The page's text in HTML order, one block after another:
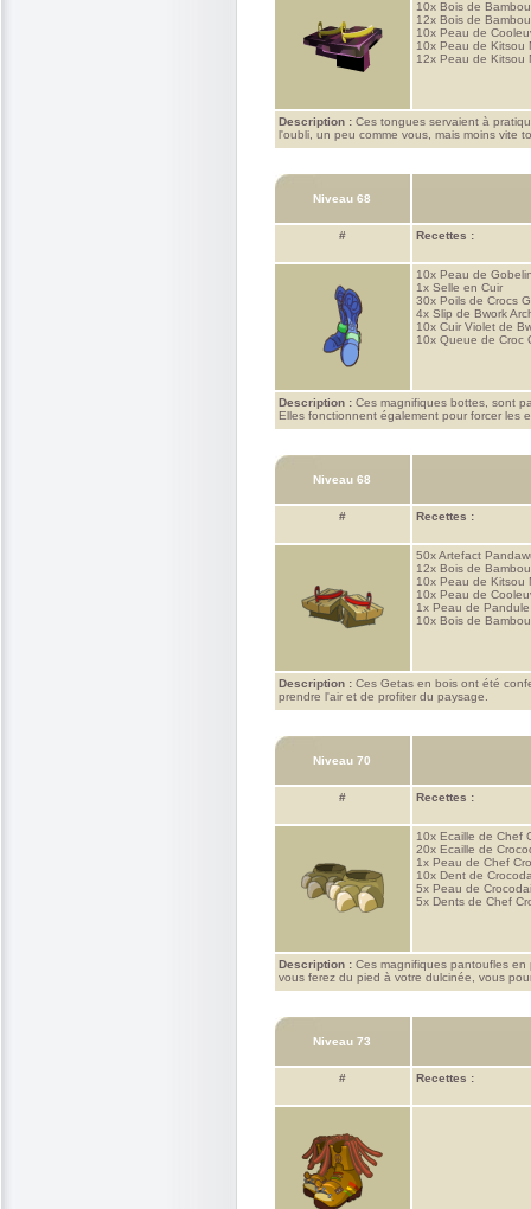
10x Bois de
12x Bois de Bambou
10x Peau de
10x Peau de Kitsou
12x Peau de Kitsou
Description : Ces tongues servaient à
l'oubli, un peu comme vous, mais moins vite
Niveau 68
# Recettes :
10x Peau de
1x Selle en Cuir
30x Poils de Crocs
4x Slip de Bwork
10x Cuir Violet de
10x Queue de Croc
Description : Ces magnifiques bottes, sont
Elles fonctionnent également pour forcer les
Niveau 68
# Recettes :
50xArtefact
12x Bois de Bambou
10x Peau de Kitsou
10x Peau de
1x Peau de Pandule
10x Bois de
Description : Ces Getas en bois ont été
prendre l'air et de profiter du paysage.
Niveau 70
# Recettes :
10x Ecaille de Chef
20x Ecaille de
1x Peau de Chef
10x Dent de
5x Peau de
5x Dents de Chef
Description : Ces magnifiques pantoufles en
vous ferez du pied à votre dulcinée, vous
Niveau 73
# Recettes :